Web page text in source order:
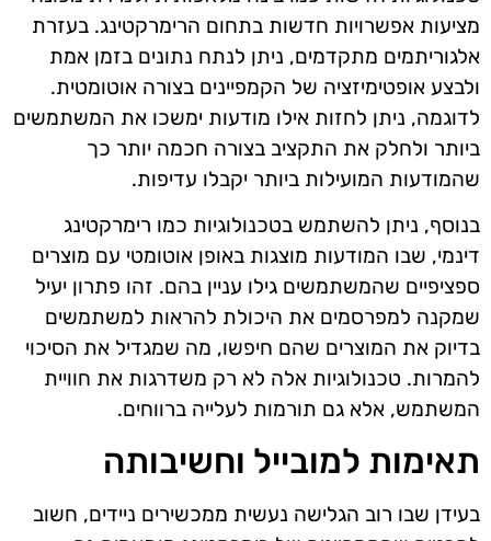
מציעות אפשרויות חדשות בתחום הרימרקטינג. בעזרת
אלגוריתמים מתקדמים, ניתן לנתח נתונים בזמן אמת
ולבצע אופטימיזציה של הקמפיינים בצורה אוטומטית.
לדוגמה, ניתן לחזות אילו מודעות ימשכו את המשתמשים
ביותר ולחלק את התקציב בצורה חכמה יותר כך
שהמודעות המועילות ביותר יקבלו עדיפות.
בנוסף, ניתן להשתמש בטכנולוגיות כמו רימרקטינג
דינמי, שבו המודעות מוצגות באופן אוטומטי עם מוצרים
ספציפיים שהמשתמשים גילו עניין בהם. זהו פתרון יעיל
שמקנה למפרסמים את היכולת להראות למשתמשים
בדיוק את המוצרים שהם חיפשו, מה שמגדיל את הסיכוי
להמרות. טכנולוגיות אלה לא רק משדרגות את חוויית
המשתמש, אלא גם תורמות לעלייה ברווחים.
תאימות למובייל וחשיבותה
בעידן שבו רוב הגלישה נעשית ממכשירים ניידים, חשוב